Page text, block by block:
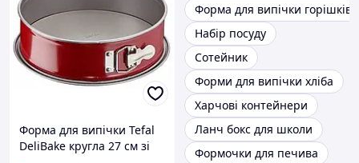
Форма для випічки Tefal
DeliBake кругла 27 см зі
Форма для випічки горішків
Набір посуду
Сотейник
Форми для випічки хліба
Харчові контейнери
Ланч бокс для школи
Формочки для печива